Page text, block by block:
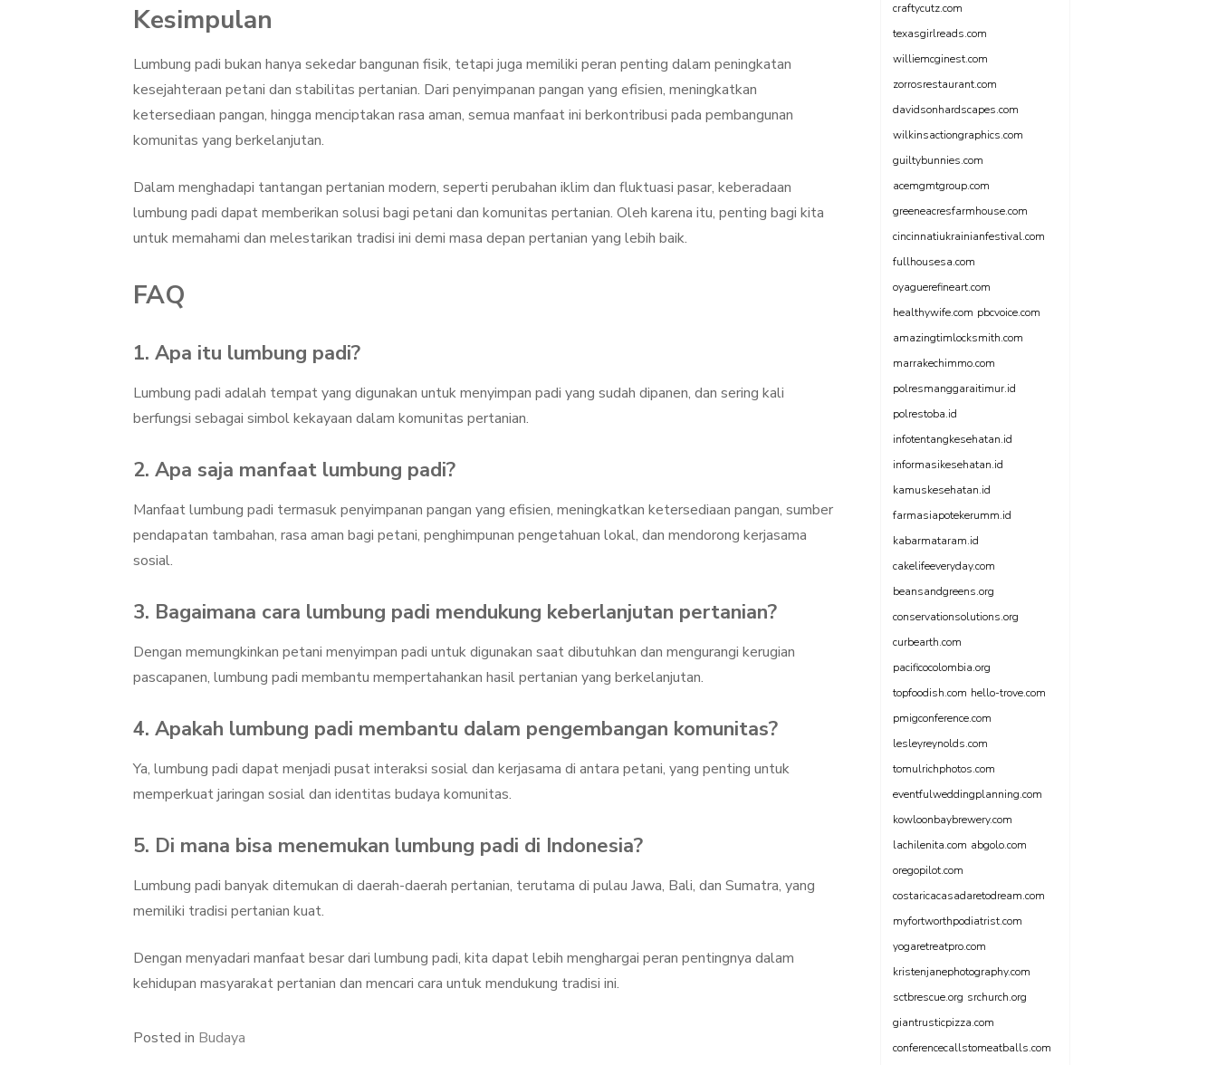
Kesimpulan
Lumbung padi bukan hanya sekedar bangunan fisik, tetapi juga memiliki peran penting dalam peningkatan
kesejahteraan petani dan stabilitas pertanian. Dari penyimpanan pangan yang efisien, meningkatkan
ketersediaan pangan, hingga menciptakan rasa aman, semua manfaat ini berkontribusi pada pembangunan
komunitas yang berkelanjutan.
Dalam menghadapi tantangan pertanian modern, seperti perubahan iklim dan fluktuasi pasar, keberadaan
lumbung padi dapat memberikan solusi bagi petani dan komunitas pertanian. Oleh karena itu, penting bagi kita
untuk memahami dan melestarikan tradisi ini demi masa depan pertanian yang lebih baik.
FAQ
1. Apa itu lumbung padi?
Lumbung padi adalah tempat yang digunakan untuk menyimpan padi yang sudah dipanen, dan sering kali
berfungsi sebagai simbol kekayaan dalam komunitas pertanian.
2. Apa saja manfaat lumbung padi?
Manfaat lumbung padi termasuk penyimpanan pangan yang efisien, meningkatkan ketersediaan pangan, sumber
pendapatan tambahan, rasa aman bagi petani, penghimpunan pengetahuan lokal, dan mendorong kerjasama
sosial.
3. Bagaimana cara lumbung padi mendukung keberlanjutan pertanian?
Dengan memungkinkan petani menyimpan padi untuk digunakan saat dibutuhkan dan mengurangi kerugian
pascapanen, lumbung padi membantu mempertahankan hasil pertanian yang berkelanjutan.
4. Apakah lumbung padi membantu dalam pengembangan komunitas?
Ya, lumbung padi dapat menjadi pusat interaksi sosial dan kerjasama di antara petani, yang penting untuk
memperkuat jaringan sosial dan identitas budaya komunitas.
5. Di mana bisa menemukan lumbung padi di Indonesia?
Lumbung padi banyak ditemukan di daerah-daerah pertanian, terutama di pulau Jawa, Bali, dan Sumatra, yang
memiliki tradisi pertanian kuat.
Dengan menyadari manfaat besar dari lumbung padi, kita dapat lebih menghargai peran pentingnya dalam
kehidupan masyarakat pertanian dan mencari cara untuk mendukung tradisi ini.
Posted in Budaya
craftycutz.com
texasgirlreads.com
williemcginest.com
zorrosrestaurant.com
davidsonhardscapes.com
wilkinsactiongraphics.com
guiltybunnies.com
acemgmtgroup.com
greeneacresfarmhouse.com
cincinnatiukrainianfestival.com
fullhousesa.com
oyaguerefineart.com
healthywife.com pbcvoice.com
amazingtimlocksmith.com
marrakechimmo.com
polresmanggaraitimur.id
polrestoba.id
infotentangkesehatan.id
informasikesehatan.id
kamuskesehatan.id
farmasiapotekerumm.id
kabarmataram.id
cakelifeeveryday.com
beansandgreens.org
conservationsolutions.org
curbearth.com
pacificocolombia.org
topfoodish.com hello-trove.com
pmigconference.com
lesleyreynolds.com
tomulrichphotos.com
eventfulweddingplanning.com
kowloonbaybrewery.com
lachilenita.com abgolo.com
oregopilot.com
costaricacasadaretodream.com
myfortworthpodiatrist.com
yogaretreatpro.com
kristenjanephotography.com
sctbrescue.org srchurch.org
giantrusticpizza.com
conferencecallstomeatballs.com